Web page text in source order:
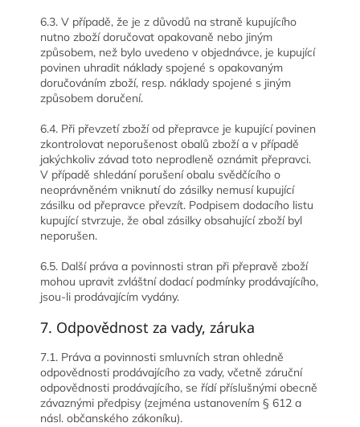
6.3. V případě, že je z důvodů na straně kupujícího
nutno zboží doručovat opakovaně nebo jiným
způsobem, než bylo uvedeno v objednávce, je kupující
povinen uhradit náklady spojené s opakovaným
doručováním zboží, resp. náklady spojené s jiným
způsobem doručení.
6.4. Při převzetí zboží od přepravce je kupující povinen
zkontrolovat neporušenost obalů zboží a v případě
jakýchkoliv závad toto neprodleně oznámit přepravci.
V případě shledání porušení obalu svědčícího o
neoprávněném vniknutí do zásilky nemusí kupující
zásilku od přepravce převzít. Podpisem dodacího listu
kupující stvrzuje, že obal zásilky obsahující zboží byl
neporušen.
6.5. Další práva a povinnosti stran při přepravě zboží
mohou upravit zvláštní dodací podmínky prodávajícího,
jsou-li prodávajícím vydány.
7. Odpovědnost za vady, záruka
7.1. Práva a povinnosti smluvních stran ohledně
odpovědnosti prodávajícího za vady, včetně záruční
odpovědnosti prodávajícího, se řídí příslušnými obecně
závaznými předpisy (zejména ustanovením § 612 a
násl. občanského zákoníku).